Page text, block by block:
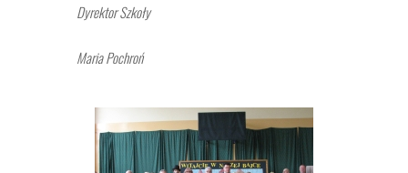
Dyrektor Szkoły
Maria Pochroń